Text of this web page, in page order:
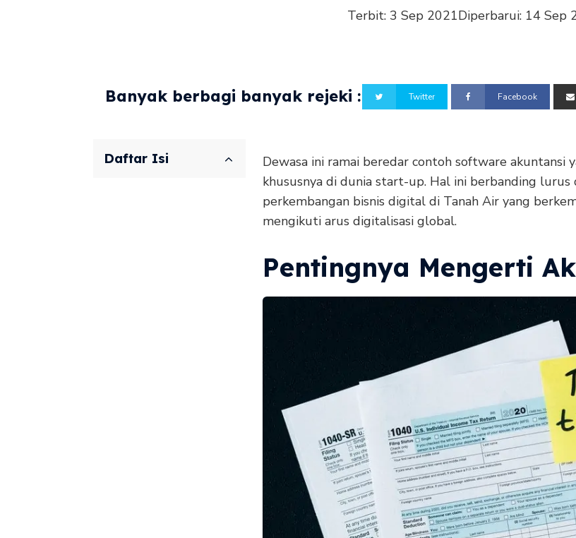
Terbit: 3 Sep 2021Diperbarui: 14 Sep
Banyak berbagi banyak rejeki : Twitter Facebook
Daftar Isi
Dewasa ini ramai beredar contoh software akuntansi
khususnya di dunia start-up. Hal ini berbanding lurus
perkembangan bisnis digital di Tanah Air yang
mengikuti arus digitalisasi global.
Pentingnya Mengerti